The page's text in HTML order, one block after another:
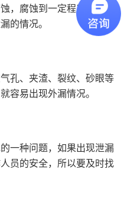
，腐蚀到一定程度，密封
的情况。
孔、夹渣、裂纹、砂眼等
容易出现外漏情况。
一种问题，如果出现泄漏
员的安全，所以要及时找